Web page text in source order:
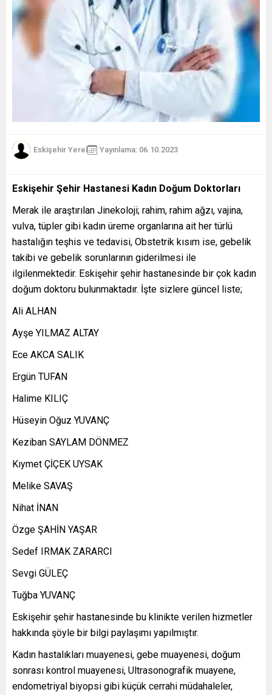
Eskişehir Yerel Yayınlama: 06.10.2023
Eskişehir Şehir Hastanesi Kadın Doğum Doktorları
Merak ile araştırılan Jinekoloji; rahim, rahim ağzı, vajina,
vulva, tüpler gibi kadın üreme organlarına ait her türlü
hastalığın teşhis ve tedavisi, Obstetrik kısım ise, gebelik
takibi ve gebelik sorunlarının giderilmesi ile
ilgilenmektedir. Eskişehir şehir hastanesinde bir çok kadın
doğum doktoru bulunmaktadır. İşte sizlere güncel liste;
Ali ALHAN
Ayşe YILMAZ ALTAY
Ece AKCA SALIK
Ergün TUFAN
Halime KILIÇ
Hüseyin Oğuz YUVANÇ
Keziban SAYLAM DÖNMEZ
Kıymet ÇİÇEK UYSAK
Melike SAVAŞ
Nihat İNAN
Özge ŞAHİN YAŞAR
Sedef IRMAK ZARARCI
Sevgi GÜLEÇ
Tuğba YUVANÇ
Eskişehir şehir hastanesinde bu klinikte verilen hizmetler
hakkında şöyle bir bilgi paylaşımı yapılmıştır.
Kadın hastalıkları muayenesi, gebe muayenesi, doğum
sonrası kontrol muayenesi, Ultrasonografik muayene,
endometriyal biyopsi gibi küçük cerrahi müdahaleler,